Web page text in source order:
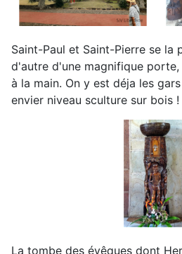
Saint-Paul et Saint-Pierre se la
d'autre d'une magnifique
à la main. On y est déja les
envier niveau sculture sur bois !
La tombe des évêques dont